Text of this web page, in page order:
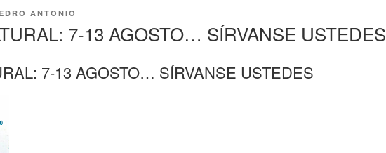
ANTONIO
7-13 AGOSTO… SÍRVANSE USTEDES
7-13 AGOSTO… SÍRVANSE USTEDES